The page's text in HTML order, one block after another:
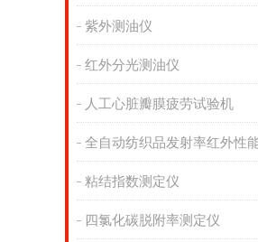
紫外测油仪
红外分光测油仪
人工心脏瓣膜疲劳试验机
粘结指数测定仪
四氯化碳脱附率测定仪